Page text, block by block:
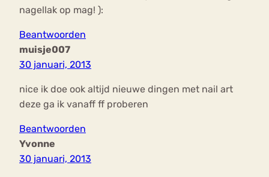
nagellak op mag! ):
Beantwoorden
muisje007
30 januari, 2013
nice ik doe ook altijd nieuwe dingen met nail art
deze ga ik vanaff ff proberen
Beantwoorden
Yvonne
30 januari, 2013